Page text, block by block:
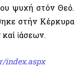
ψυχή στόν Θεό.
στήν Κέρκυρα
ἰάσεων.
index.aspx